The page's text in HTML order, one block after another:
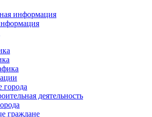
информация
города
деятельность
граждане